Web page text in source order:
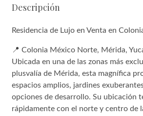
Descripción
Residencia de Lujo en Venta en
📍 Colonia México Norte, Mérida,
Ubicada en una de las zonas más
plusvalía de Mérida, esta magnífica
espacios amplios, jardines
opciones de desarrollo. Su ubicación
rápidamente con el norte y centro de